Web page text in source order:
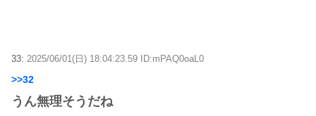
33: 2025/06/01(日) 18:04:23.59 ID:mPAQ0oaL0
>>32
うん無理そうだね